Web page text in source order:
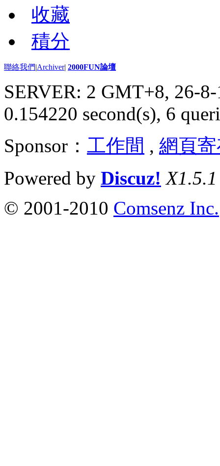
收藏
積分
聯絡我們|Archiver| 2000FUN論壇
SERVER: 2 GMT+8, 26-
0.154220 second(s), 6
Sponsor： 工作間 , 網頁
Powered by Discuz! X1.5.1
© 2001-2010 Comsenz Inc.